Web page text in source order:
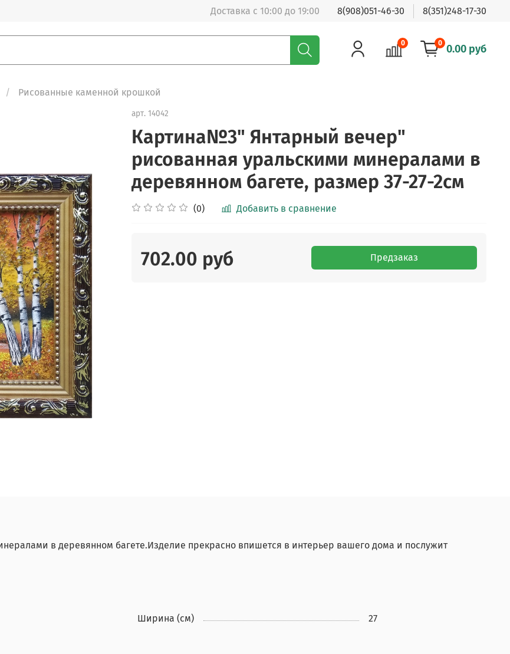
Доставка с 10:00 до 19:00 8(908)051-46-30 8(351)248-17-30
0 0 0.00 руб
Рисованные каменной крошкой
арт. 14042
Картина№3" Янтарный вечер"
рисованная уральскими минералами в
деревянном багете, размер 37-27-2см
(0) Добавить в сравнение
702.00 руб Предзаказ
в деревянном багете.Изделие прекрасно впишется в интерьер вашего дома и послужит
Ширина (см) 27